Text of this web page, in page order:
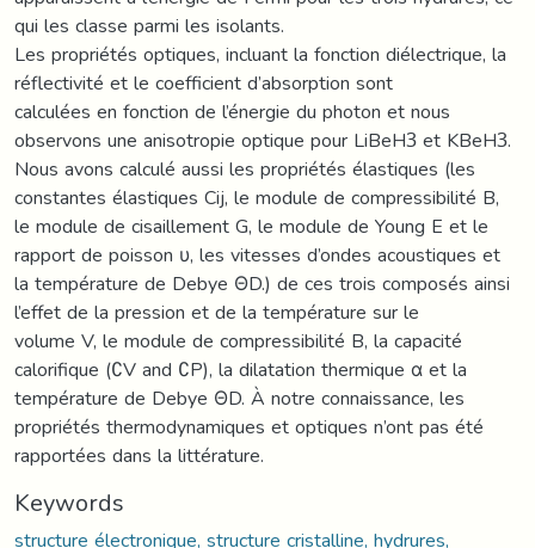
qui les classe parmi les isolants.
Les propriétés optiques, incluant la fonction diélectrique, la
réflectivité et le coefficient d’absorption sont
calculées en fonction de l’énergie du photon et nous
observons une anisotropie optique pour LiBeH3 et KBeH3.
Nous avons calculé aussi les propriétés élastiques (les
constantes élastiques Cij, le module de compressibilité B,
le module de cisaillement G, le module de Young E et le
rapport de poisson υ, les vitesses d’ondes acoustiques et
la température de Debye ΘD.) de ces trois composés ainsi
l’effet de la pression et de la température sur le
volume V, le module de compressibilité B, la capacité
calorifique (∁V and ∁P), la dilatation thermique α et la
température de Debye ΘD. À notre connaissance, les
propriétés thermodynamiques et optiques n’ont pas été
rapportées dans la littérature.
Keywords
structure électronique, structure cristalline, hydrures,